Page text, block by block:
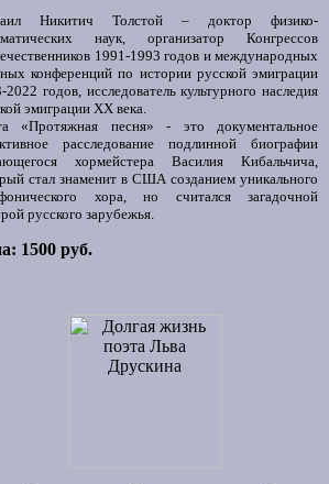
Никитич Толстой – доктор физико-
наук, организатор Конгрессов
1991-1993 годов и международных
конференций по истории русской эмиграции
2022 годов, исследователь культурного наследия
эмиграции ХХ века.
«Протяжная песня» - это документальное
расследование подлинной биографии
хормейстера Василия Кибальчича,
стал знаменит в США созданием уникального
хора, но считался загадочной
русского зарубежья.
1500 руб.